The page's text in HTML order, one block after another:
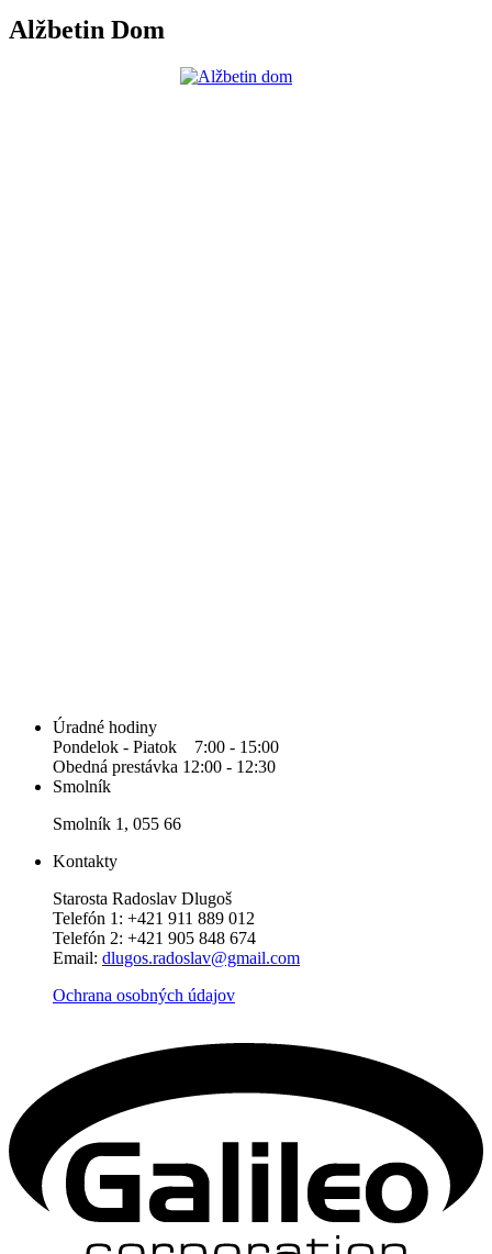
Alžbetin Dom
Úradné hodiny
Pondelok - Piatok 7:00 - 15:00
Obedná prestávka 12:00 - 12:30
Smolník
Smolník 1, 055 66
Kontakty
Starosta Radoslav Dlugoš
Telefón 1: +421 911 889 012
Telefón 2: +421 905 848 674
Email: dlugos.radoslav@gmail.com
Ochrana osobných údajov